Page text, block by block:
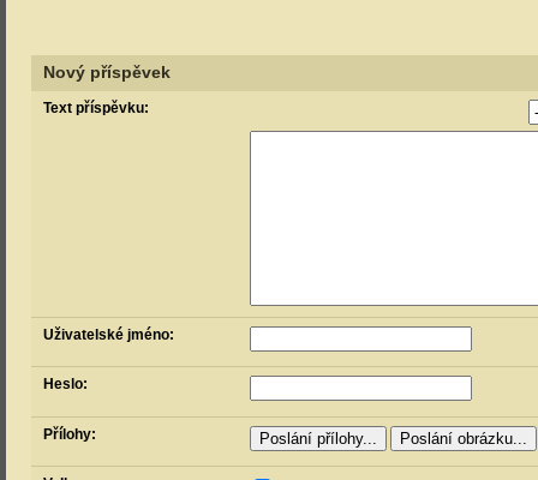
Nový příspěvek
Text příspěvku:
Uživatelské jméno:
Heslo:
Přílohy: